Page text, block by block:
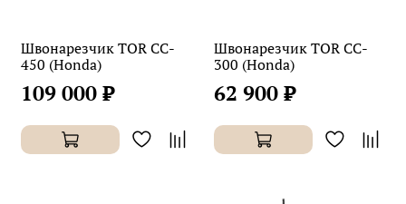
Швонарезчик TOR CC-
450 (Honda)
109 000 ₽
Швонарезчик TOR CC-
300 (Honda)
62 900 ₽